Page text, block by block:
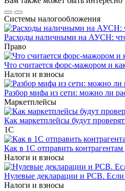
Системы налогообложения
Расходы наличными на АУСН:
Право
Что считается форс-мажором и
Налоги и взносы
Разбор мифа из сети: можно ли
Маркетплейсы
Как маркетплейсы будут
1С
Как в 1С отправить
Налоги и взносы
Нулевые декларации и РСВ. Если
Налоги и взносы